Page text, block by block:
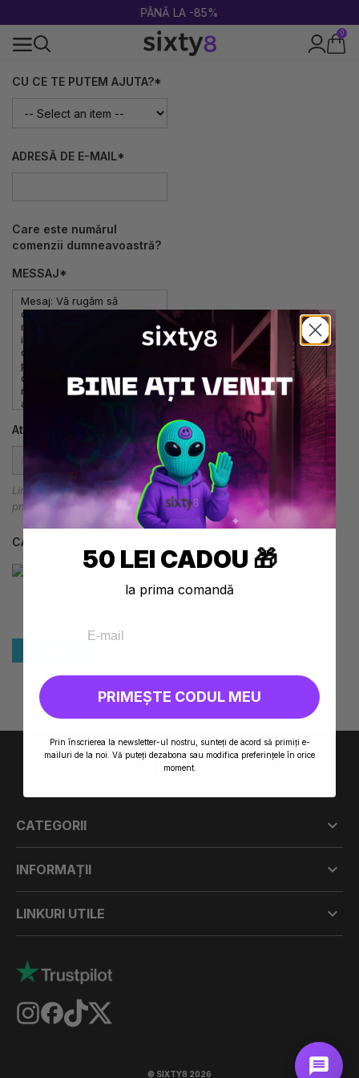
PÂNĂ LA -85%
0
100% legal în Europa
CU CE TE PUTEM AJUTA?*
ADRESĂ DE E-MAIL*
Care este numărul
comenzii dumneavoastră?
MESSAJ*
Atașați un fișier
CHOOSE FILE
Limit size: 15 File types: jpg |
png | pdf | jpeg
CAPTCHA
CATEGORII 
INFORMAȚII 
LINKURI UTILE 
© SIXTY8 2026
50 LEI CADOU 🎁
la prima comandă
PRIMEȘTE CODUL MEU
Prin înscrierea la newsletter-ul nostru, sunteți de acord să primiți e-
mailuri de la noi. Vă puteți dezabona sau modifica preferințele în orice
moment.